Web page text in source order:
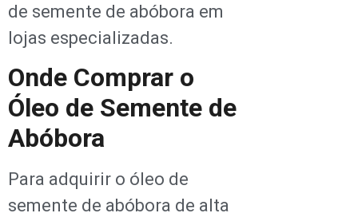
de semente de abóbora em
lojas especializadas.
Onde Comprar o
Óleo de Semente de
Abóbora
Para adquirir o óleo de
semente de abóbora de alta